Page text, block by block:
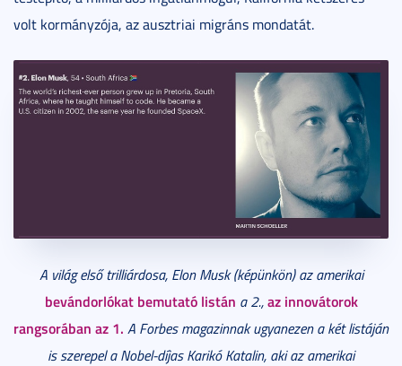
volt kormányzója, az ausztriai migráns mondatát.
A világ első trilliárdosa, Elon Musk (képünkön) az amerikai
bevándorlókat bemutató listán a 2., az innovátorok
rangsorában az 1. A Forbes magazinnak ugyanezen a két listáján
is szerepel a Nobel-díjas Karikó Katalin, aki az amerikai